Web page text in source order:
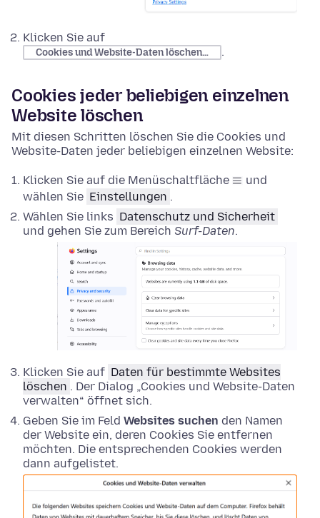
Klicken Sie auf
Cookies und Website-Daten löschen… .
Cookies jeder beliebigen einzelnen
Website löschen
Mit diesen Schritten löschen Sie die Cookies und
Website-Daten jeder beliebigen einzelnen Website:
Klicken Sie auf die Menüschaltfläche
und
wählen Sie Einstellungen .
Wählen Sie links Datenschutz und Sicherheit
und gehen Sie zum Bereich Surf-Daten.
Klicken Sie auf Daten für bestimmte Websites
löschen . Der Dialog „Cookies und Website-Daten
verwalten“ öffnet sich.
Geben Sie im Feld Websites suchen den Namen
der Website ein, deren Cookies Sie entfernen
möchten. Die entsprechenden Cookies werden
dann aufgelistet.